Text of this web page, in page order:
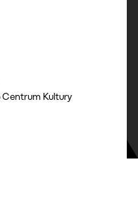
Kultury